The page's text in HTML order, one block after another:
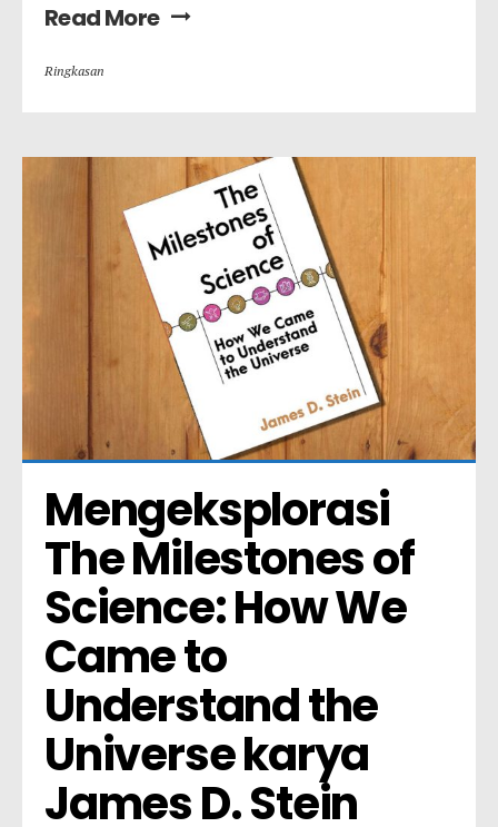
Read More
Ringkasan
Mengeksplorasi
The Milestones of
Science: How We
Came to
Understand the
Universe karya
James D. Stein